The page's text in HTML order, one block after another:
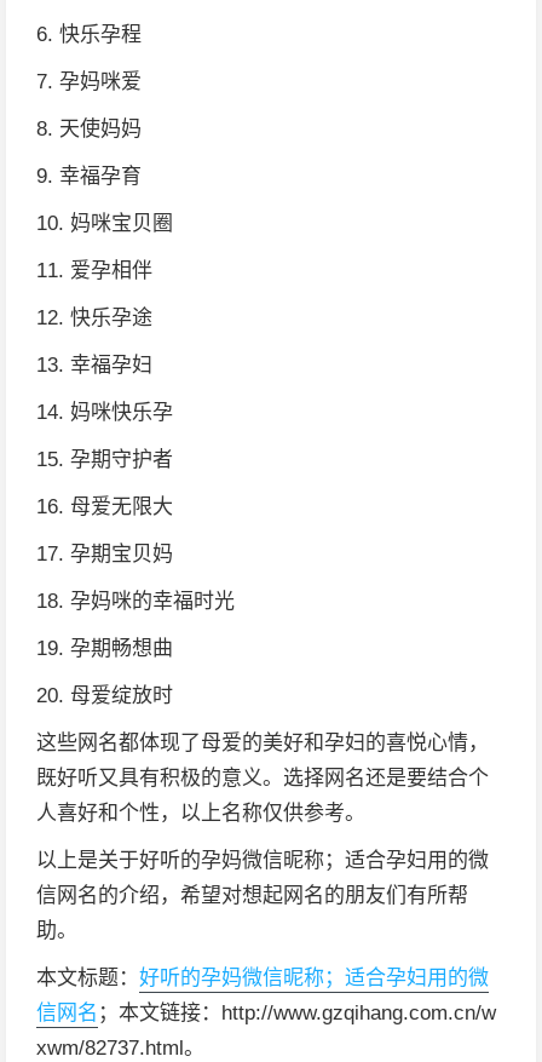
6. 快乐孕程
7. 孕妈咪爱
8. 天使妈妈
9. 幸福孕育
10. 妈咪宝贝圈
11. 爱孕相伴
12. 快乐孕途
13. 幸福孕妇
14. 妈咪快乐孕
15. 孕期守护者
16. 母爱无限大
17. 孕期宝贝妈
18. 孕妈咪的幸福时光
19. 孕期畅想曲
20. 母爱绽放时
这些网名都体现了母爱的美好和孕妇的喜悦心情，
既好听又具有积极的意义。选择网名还是要结合个
人喜好和个性，以上名称仅供参考。
以上是关于好听的孕妈微信昵称；适合孕妇用的微
信网名的介绍，希望对想起网名的朋友们有所帮
助。
本文标题： 好听的孕妈微信昵称；适合孕妇用的微
信网名 ；本文链接：http://www.gzqihang.com.cn/w
xwm/82737.html。